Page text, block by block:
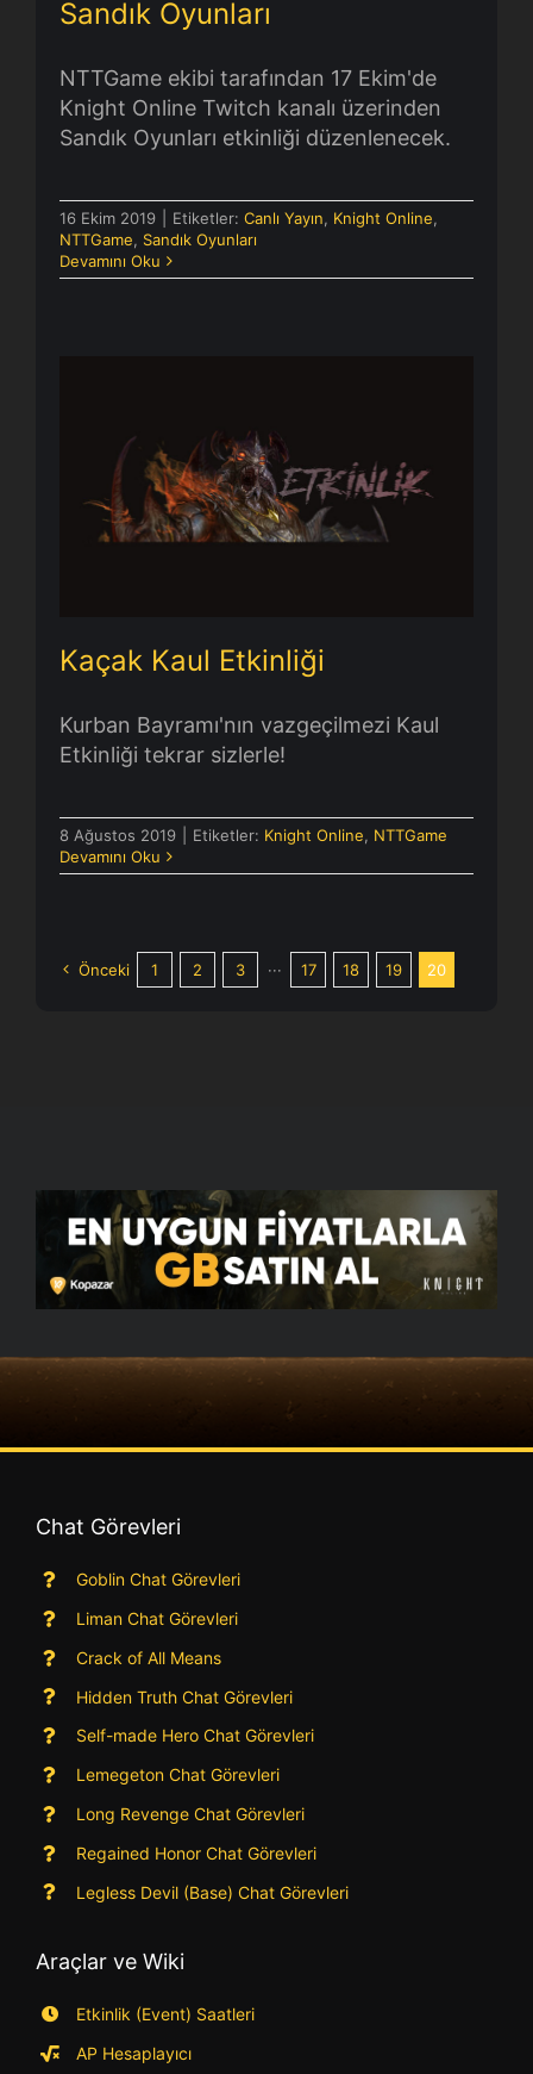
Sandık Oyunları
NTTGame ekibi tarafından 17 Ekim'de
Knight Online Twitch kanalı üzerinden
Sandık Oyunları etkinliği düzenlenecek.
16 Ekim 2019 Etiketler: Canlı Yayın, Knight Online,
NTTGame, Sandık Oyunları
Devamını Oku
Kaçak Kaul Etkinliği
Kaçak Kaul Etkinliği
Kurban Bayramı'nın vazgeçilmezi Kaul
Etkinliği tekrar sizlerle!
8 Ağustos 2019 Etiketler: Knight Online, NTTGame
Devamını Oku
Önceki 1 2 3 ··· 17 18 19 20
Chat Görevleri
Goblin Chat Görevleri
Liman Chat Görevleri
Crack of All Means
Hidden Truth Chat Görevleri
Self-made Hero Chat Görevleri
Lemegeton Chat Görevleri
Long Revenge Chat Görevleri
Regained Honor Chat Görevleri
Legless Devil (Base) Chat Görevleri
Araçlar ve Wiki
Etkinlik (Event) Saatleri
AP Hesaplayıcı